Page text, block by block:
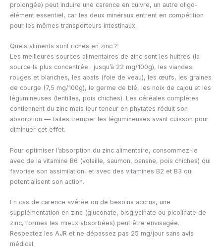
prolongée) peut induire une carence en cuivre, un autre oligo-
élément essentiel, car les deux minéraux entrent en compétition
pour les mêmes transporteurs intestinaux.
Quels aliments sont riches en zinc ?
Les meilleures sources alimentaires de zinc sont les huîtres (la
source la plus concentrée : jusqu’à 22 mg/100g), les viandes
rouges et blanches, les abats (foie de veau), les œufs, les graines
de courge (7,5 mg/100g), le germe de blé, les noix de cajou et les
légumineuses (lentilles, pois chiches). Les céréales complètes
contiennent du zinc mais leur teneur en phytates réduit son
absorption — faites tremper les légumineuses avant cuisson pour
diminuer cet effet.
Pour optimiser l’absorption du zinc alimentaire, consommez-le
avec de la vitamine B6 (volaille, saumon, banane, pois chiches) qui
favorise son assimilation, et avec des vitamines B2 et B3 qui
potentialisent son action.
En cas de carence avérée ou de besoins accrus, une
supplémentation en zinc (gluconate, bisglycinate ou picolinate de
zinc, formes les mieux absorbées) peut être envisagée.
Respectez les AJR et ne dépassez pas 25 mg/jour sans avis
médical.